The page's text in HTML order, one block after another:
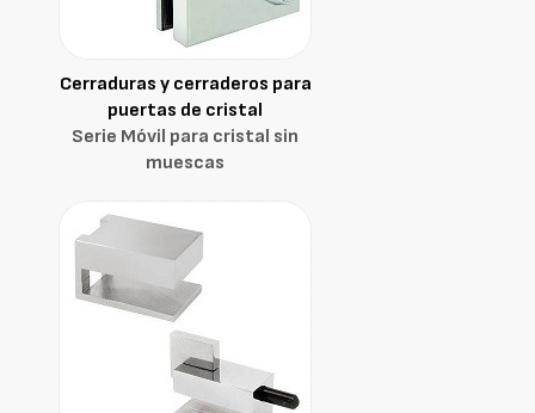
Cerraduras y cerraderos para
puertas de cristal
Serie Móvil para cristal sin
muescas